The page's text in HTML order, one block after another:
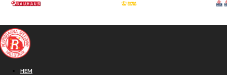
Hoppa till huvudinnehåll
HEM